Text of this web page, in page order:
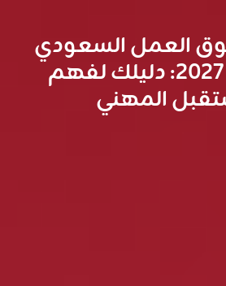
العمل السعودي
وتوقعات 2027: دليلك لفهم
المهني